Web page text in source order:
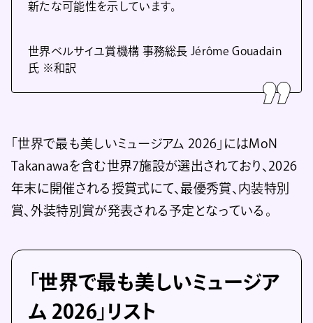
新たな可能性を示しています。
世界ベルサイユ賞機構 事務総長 Jérôme Gouadain
氏 ※和訳
「世界で最も美しいミュージアム 2026」にはMoN
Takanawaを含む世界7施設が選出されており、2026
年末に開催される授賞式にて、最優秀賞、内装特別
賞、外装特別賞が発表される予定となっている。
「世界で最も美しいミュージア
ム 2026」リスト